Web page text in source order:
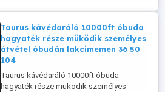
teljesítményű hamuporszívó, ...
Taurus kávédaráló 10000ft óbuda
hagyaték része müködik személyes
átvétel óbudán lakcimemen 36 50
104
Taurus kávédaráló 10000ft óbuda
hagyaték része müködik személyes